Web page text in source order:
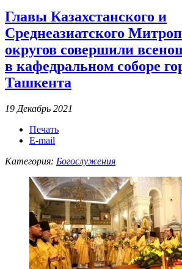
Главы Казахстанского и
Среднеазиатского
округов совершили
в кафедральном соборе
Ташкента
19 Декабрь 2021
Печать
E-mail
Категория: Богослужения